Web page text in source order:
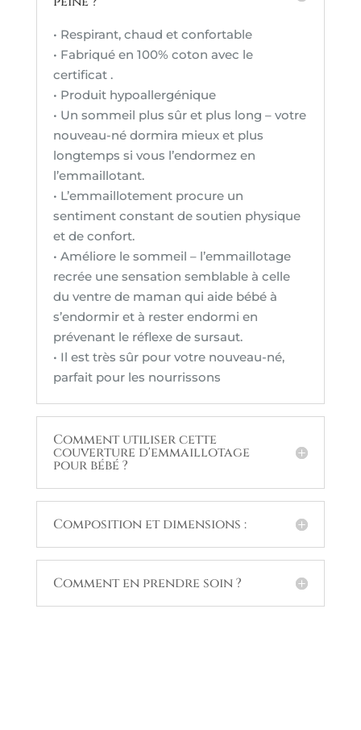
• Respirant, chaud et confortable
• Fabriqué en 100% coton avec le
certificat .
• Produit hypoallergénique
• Un sommeil plus sûr et plus long – votre
nouveau-né dormira mieux et plus
longtemps si vous l’endormez en
l’emmaillotant.
• L’emmaillotement procure un
sentiment constant de soutien physique
et de confort.
• Améliore le sommeil – l’emmaillotage
recrée une sensation semblable à celle
du ventre de maman qui aide bébé à
s’endormir et à rester endormi en
prévenant le réflexe de sursaut.
• Il est très sûr pour votre nouveau-né,
parfait pour les nourrissons
Comment utiliser cette
couverture d'emmaillotage
pour bébé ?
Composition et dimensions :
Comment en prendre soin ?